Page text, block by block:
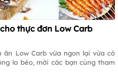
thực đơn Low Carb
Low Carb vừa ngon lại vừa có
lo béo, mời các bạn cùng tham